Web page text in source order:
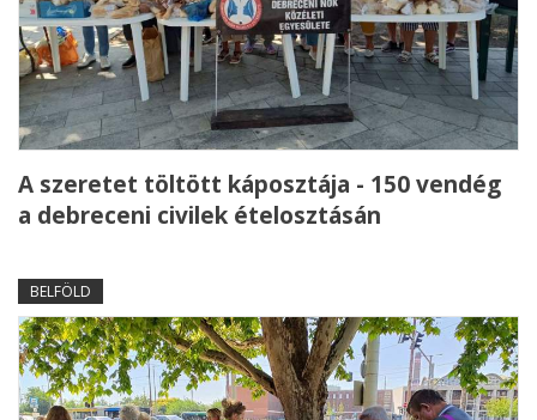
A szeretet töltött káposztája - 150 vendég
a debreceni civilek ételosztásán
BELFÖLD